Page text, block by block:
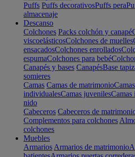
Puffs Puffs decorativosPuffs pera
almacenaje
Descanso
Colchones Packs colchón y canapé
viscoelásticosColchones de muelles
ensacadosColchones enrollados
espumaColchones para bebé
Canapés y bases CanapésBase
somieres
Camas Camas de matrimonio
individualesCamas juvenilesCamas
nido
Cabeceros Cabeceros de
Complementos para colchones
colchones
Muebles
Armarios Armarios de matrimonio